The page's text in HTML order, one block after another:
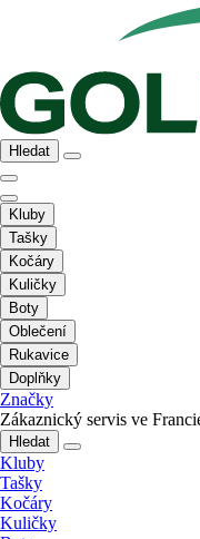
Hledat
Kluby
Tašky
Kočáry
Kuličky
Boty
Oblečení
Rukavice
Doplňky
Značky
Zákaznický servis ve
Hledat
Kluby
Tašky
Kočáry
Kuličky